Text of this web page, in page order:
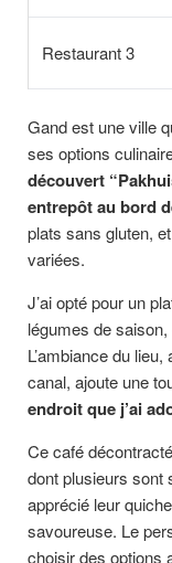
Restaurant 3
Gand est une ville
ses options
découvert
entrepôt au bord
plats sans gluten,
variées.
J’ai opté pour un
légumes de
L’ambiance du
canal, ajoute une
endroit que j’ai
Ce café
dont plusieurs sont
apprécié leur
savoureuse. Le
choisir des options